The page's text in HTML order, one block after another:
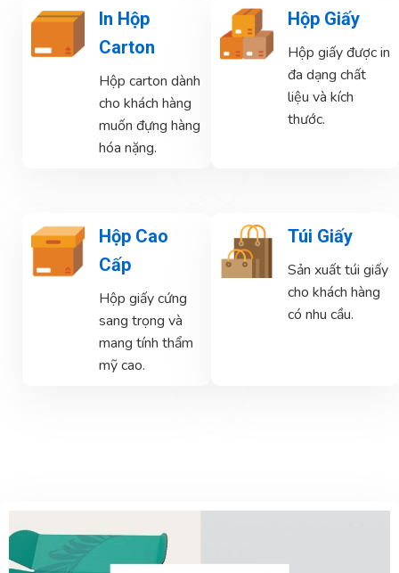
In Hộp
Carton
Hộp carton dành
cho khách hàng
muốn đựng hàng
hóa nặng.
Hộp Giấy
Hộp giấy được in
đa dạng chất
liệu và kích
thước.
Hộp Cao
Cấp
Hộp giấy cứng
sang trọng và
mang tính thẩm
mỹ cao.
Túi Giấy
Sản xuất túi giấy
cho khách hàng
có nhu cầu.